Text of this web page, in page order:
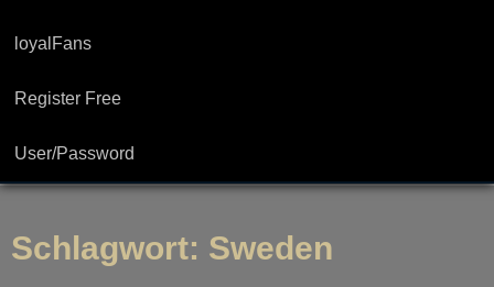
loyalFans
Register Free
User/Password
Schlagwort: Sweden